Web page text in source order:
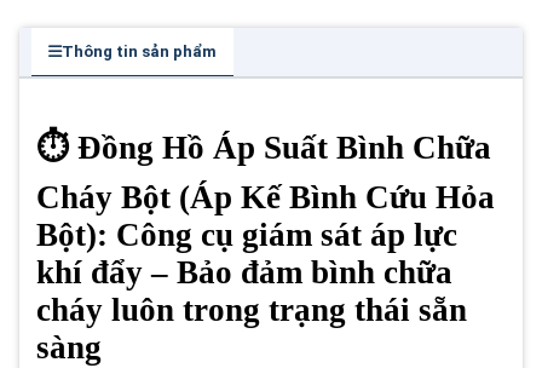
Thông tin sản phẩm
⏱️ Đồng Hồ Áp Suất Bình Chữa
Cháy Bột (Áp Kế Bình Cứu Hỏa
Bột): Công cụ giám sát áp lực
khí đẩy – Bảo đảm bình chữa
cháy luôn trong trạng thái sẵn
sàng